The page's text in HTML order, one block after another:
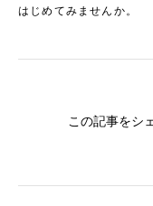
はじめてみませんか。
この記事をシ